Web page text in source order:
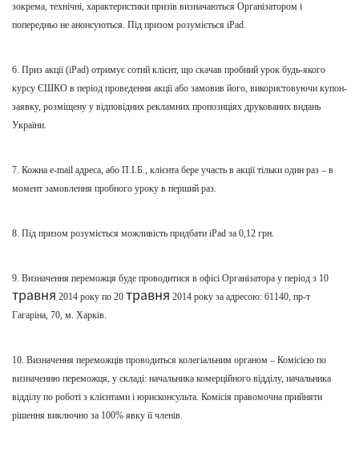
зокрема, технічні, характеристики призів визначаються Організатором і
попередньо не анонсуються. Під призом розуміється iPad.
6. Приз акції (iPad) отримує сотий клієнт, що скачав пробний урок будь-якого
курсу ЄШКО в період проведення акції або замовив його, використовуючи купон-
заявку, розміщену у відповідних рекламних пропозиціях друкованих видань
України.
7. Кожна e-mail адреса, або П.І.Б., клієнта бере участь в акції тільки один раз – в
момент замовлення пробного уроку в перший раз.
8. Під призом розуміється можливість придбати iPad за 0,12 грн.
9. Визначення переможця буде проводитися в офісі Організатора у період з 10
травня 2014 року по 20 травня 2014 року за адресою: 61140, пр-т
Гагаріна, 70, м. Харків.
10. Визначення переможців проводиться колегіальним органом – Комісією по
визначенню переможця, у складі: начальника комерційного відділу, начальника
відділу по роботі з клієнтами і юрисконсульта. Комісія правомочна прийняти
рішення виключно за 100% явку її членів.